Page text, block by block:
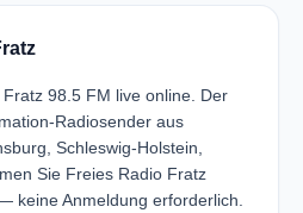
98.5 FM live online. Der
Radiosender aus
Schleswig-Holstein,
Sie Freies Radio Fratz
keine Anmeldung erforderlich.